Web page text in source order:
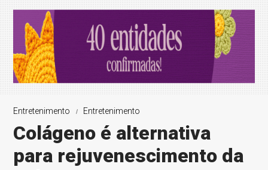
Entretenimento Entretenimento
Colágeno é alternativa
para rejuvenescimento da